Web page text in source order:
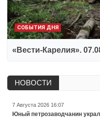
СОБЫТИЯ ДНЯ
«Вести-Карелия».
НОВОСТИ
7 Августа 2026 16:07
Юный петрозаводчанин